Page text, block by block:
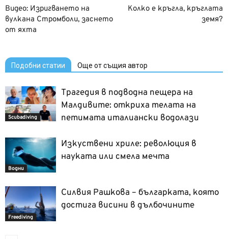
Видео: Изригването на
вулкана Стромболи, заснето
от яхта
Колко е кръгла, кръглата
земя?
Подобни статии Още от същия автор
Scubadiving
Трагедия в подводна пещера на
Малдивите: откриха телата на
петимата италиански водолази
Водни
Изкуствени хриле: революция в
науката или смела мечта
Freediving
Силвия Рашкова – българката, която
достига висини в дълбочините